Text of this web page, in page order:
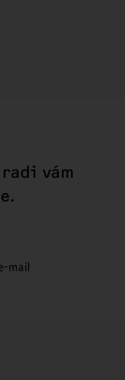
vám
mail